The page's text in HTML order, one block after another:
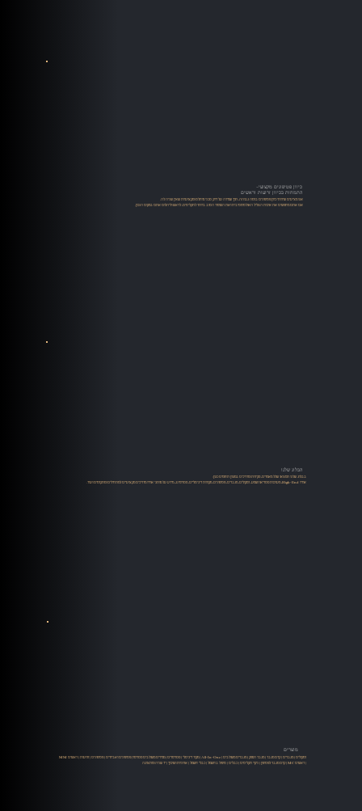
כיוון פטיפונים מקצועי-
התמחות בכיוון זרועות וראשים
אנו מציעים שירותי כיוון פטיפונים ברמה גבוהה, תוך שמירה על דיוק טכני מוחלט ומקצועיות שאין שניה לה.
אם אתם מחפשים את איכות הצליל האולטימטיבית ואת השימור הטוב ביותר לתקליטים, לראש וליהלום אתם במקום הנכון.​​
הבלוג שלנו
בבלוג שלנו תמצאו שלל מאמרים, סקירות ומדריכים במגוון תחומים כגון:
אודיו High-End, מערכות סטריאו ושמע, רמקולים, מגברים, פטיפונים, מקורות דיגיטליים, סטרימינג, מידע על מותגי אודיו מדריכים מקצועיים למתחילים ומתקדמים ועוד.
מוצרים
רמקולים|מגברים|קדם מגבר|מגבר הספק|מגברים משולבים|
All-In-One
|מקור דיגיטלי|סטרימרים|ממירים משולבים סטרימר|פטיפונים ואביזרים|פטיפונים|זרועות|ראשים MM
| ראשים MC |
קדם מגבר לפטיפון|ניקוי תקליטים|כבלים|טיפול בחשמל|כבלי חשמל|ארוניות ושיכוך|יד שניה ומתצוגה